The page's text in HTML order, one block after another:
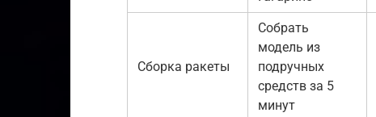
Сборка ракеты
Собрать
модель из
подручных
средств за 5
минут